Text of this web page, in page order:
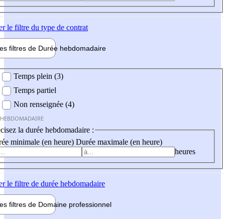
le filtre du type de contrat
filtres de Durée hebdomadaire
Temps plein (3)
Temps partiel
Non renseignée (4)
la durée hebdomadaire :
minimale (en heure) Durée maximale (en heure)
heures
le filtre de durée hebdomadaire
filtres de Domaine professionnel